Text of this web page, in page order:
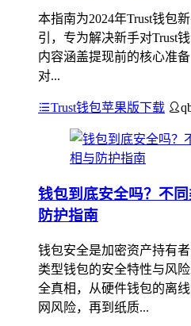
本指南为2024年Trust钱包
引，专为解决新手对Trust
内容涵盖提现前的核心准
对...
Trust钱包苹果版下载
钱包到底安全吗？不
防护指南
钱包安全是加密资产持有
类型钱包的安全特性与风
全真相，从硬件钱包的离
网风险，再到纸质...